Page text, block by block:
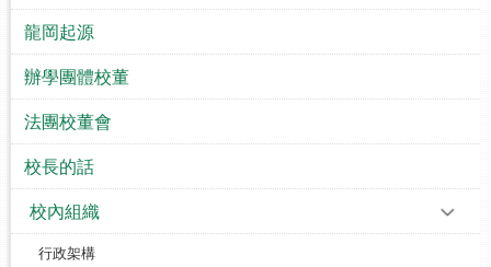
龍岡起源
辦學團體校董
法團校董會
校長的話
校內組織
行政架構